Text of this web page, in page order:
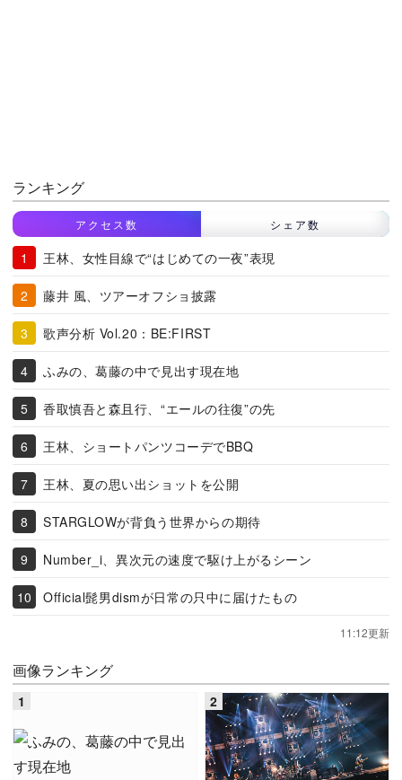
ランキング
アクセス数 シェア数
王林、女性目線で“はじめての一夜”表現
藤井 風、ツアーオフショ披露
歌声分析 Vol.20：BE:FIRST
ふみの、葛藤の中で見出す現在地
香取慎吾と森且行、“エールの往復”の先
王林、ショートパンツコーデでBBQ
王林、夏の思い出ショットを公開
STARGLOWが背負う世界からの期待
Number_i、異次元の速度で駆け上がるシーン
Official髭男dismが日常の只中に届けたもの
11:12更新
画像ランキング